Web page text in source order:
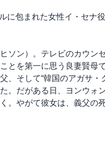
に包まれた女性イ・セナ役
ソン）。テレビのカウン
とを第一に思う良妻賢母
、そして“韓国のアガサ・
。だがある日、ヨンウォ
。やがて彼女は、義父の